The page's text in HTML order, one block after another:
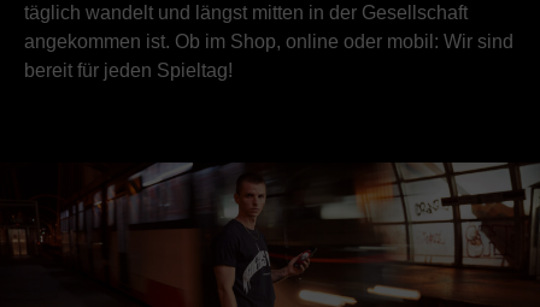
täglich wandelt und längst mitten in der Gesellschaft
angekommen ist. Ob im Shop, online oder mobil: Wir sind
bereit für jeden Spieltag!